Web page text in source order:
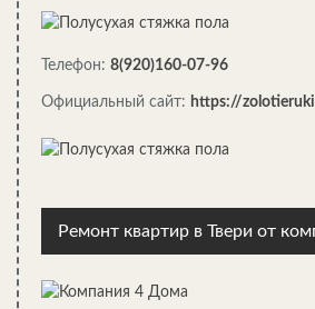
Организация хранения в прихожей:
Телефон: 8(920)160-07-96
Официальный сайт: https://
Ремонт квартир в Твери от